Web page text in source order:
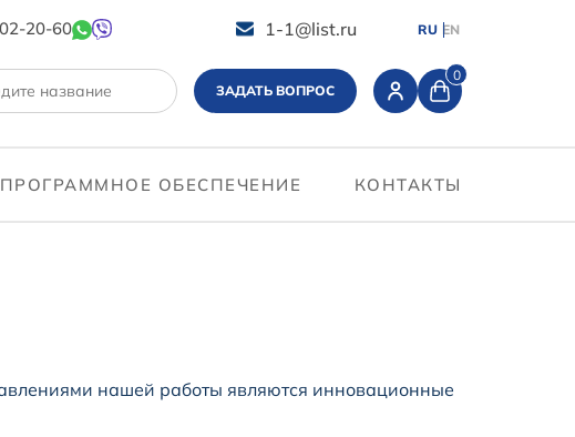
20-60 1-1@list.ru RU EN
ЗАДАТЬ ВОПРОС
0
ПРОГРАММНОЕ ОБЕСПЕЧЕНИЕ КОНТАКТЫ
нашей работы являются инновационные